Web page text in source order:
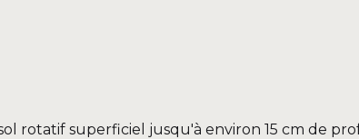
rotatif superficiel jusqu'à environ 15 cm de